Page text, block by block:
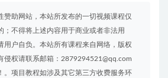
赞助网站，本站所发布的一切视频课程仅
；不得将上述内容用于商业或者非法用
用户自负。本站所有课程来自网络，版权
侵权请联系邮箱：2879294521@qq.com
。项目教程如涉及其它第三方收费服务环